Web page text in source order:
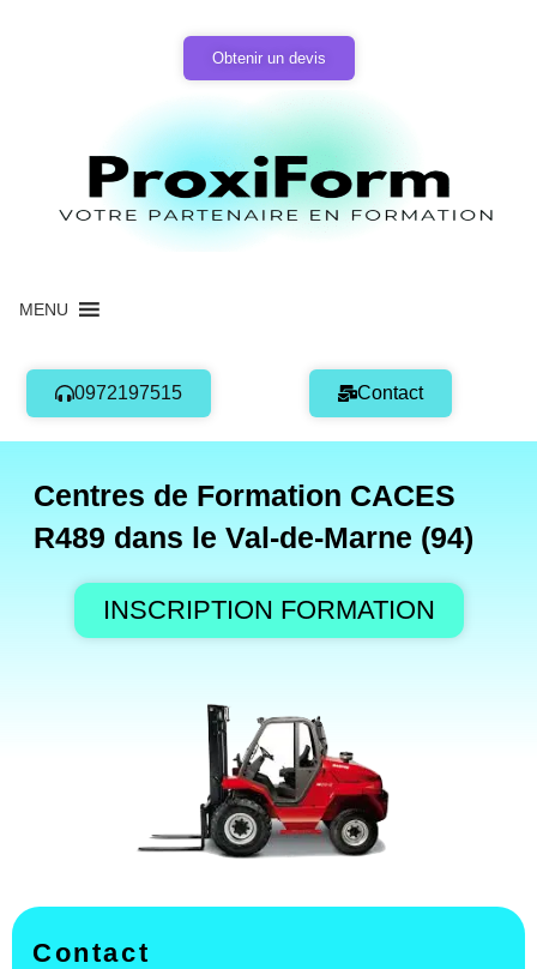
Obtenir un devis
MENU
0972197515 Contact
Centres de Formation CACES
R489 dans le Val-de-Marne (94)
INSCRIPTION FORMATION
Contact